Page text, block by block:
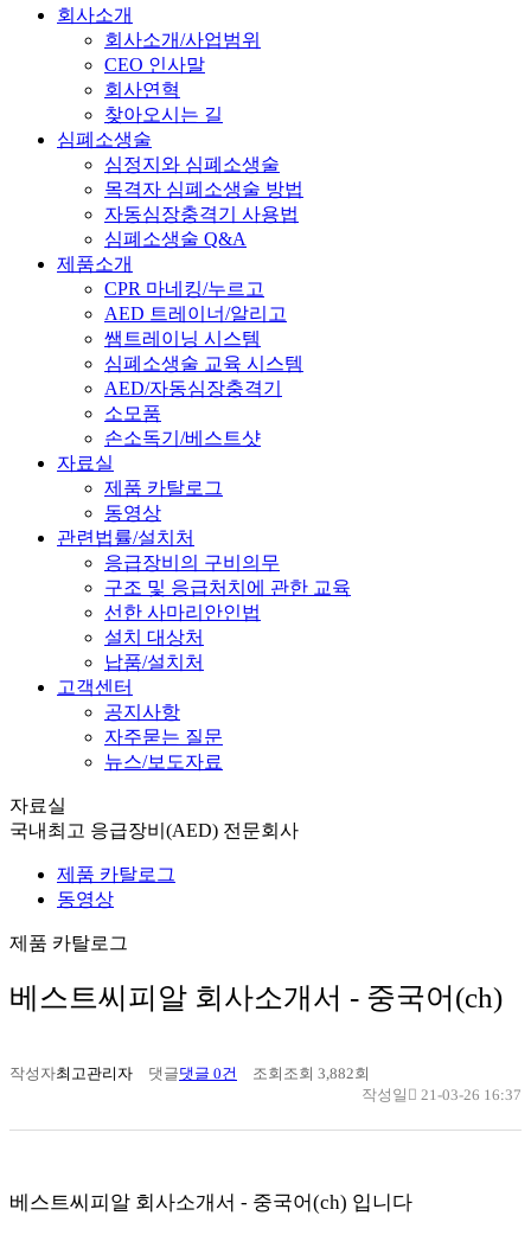
회사소개
회사소개/사업범위
CEO 인사말
회사연혁
찾아오시는 길
심폐소생술
심정지와 심폐소생술
목격자 심폐소생술 방법
자동심장충격기 사용법
심폐소생술 Q&A
제품소개
CPR 마네킹/누르고
AED 트레이너/알리고
쌤트레이닝 시스템
심폐소생술 교육 시스템
AED/자동심장충격기
소모품
손소독기/베스트샷
자료실
제품 카탈로그
동영상
관련법률/설치처
응급장비의 구비의무
구조 및 응급처치에 관한 교육
선한 사마리안인법
설치 대상처
납품/설치처
고객센터
공지사항
자주묻는 질문
뉴스/보도자료
자료실
국내최고 응급장비(AED) 전문회사
제품 카탈로그
동영상
제품 카탈로그
베스트씨피알 회사소개서 - 중국어(ch)
작성자최고관리자 댓글댓글 0건 조회 조회 3,882회
작성일
21-03-26 16:37
베스트씨피알 회사소개서 - 중국어(ch) 입니다